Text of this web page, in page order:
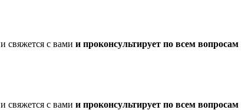
свяжется с вами и проконсультирует по всем вопросам
свяжется с вами и проконсультирует по всем вопросам